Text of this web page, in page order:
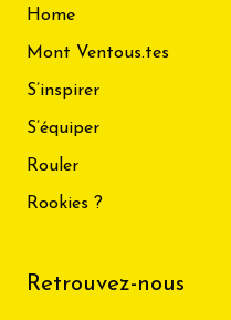
Home
Mont Ventous.tes
S’inspirer
S’équiper
Rouler
Rookies ?
Retrouvez-nous